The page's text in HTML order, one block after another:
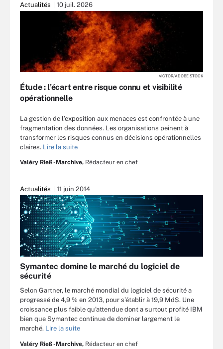
Actualités 10 juil. 2026
VICTOR/ADOBE STOCK
Étude : l’écart entre risque connu et visibilité
opérationnelle
La gestion de l’exposition aux menaces est confrontée à une
fragmentation des données. Les organisations peinent à
transformer les risques connus en décisions opérationnelles
claires. Lire la suite
Valéry Rieß-Marchive, Rédacteur en chef
Actualités 11 juin 2014
Symantec domine le marché du logiciel de
sécurité
Selon Gartner, le marché mondial du logiciel de sécurité a
progressé de 4,9 % en 2013, pour s’établir à 19,9 Md$. Une
croissance plus faible qu’attendue dont a surtout profité IBM
bien que Symantec continue de dominer largement le
marché. Lire la suite
Valéry Rieß-Marchive, Rédacteur en chef